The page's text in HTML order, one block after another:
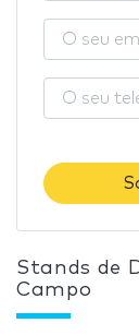
Stands de
Campo